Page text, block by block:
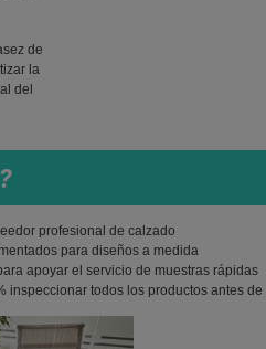
de
la
del
profesional de calzado
para diseños a medida
apoyar el servicio de muestras rápidas
inspeccionar todos los productos antes de